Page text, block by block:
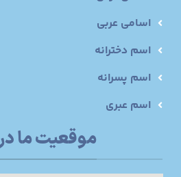
اسامی عربی
اسم دخترانه
اسم پسرانه
اسم عبری
موقعیت ما